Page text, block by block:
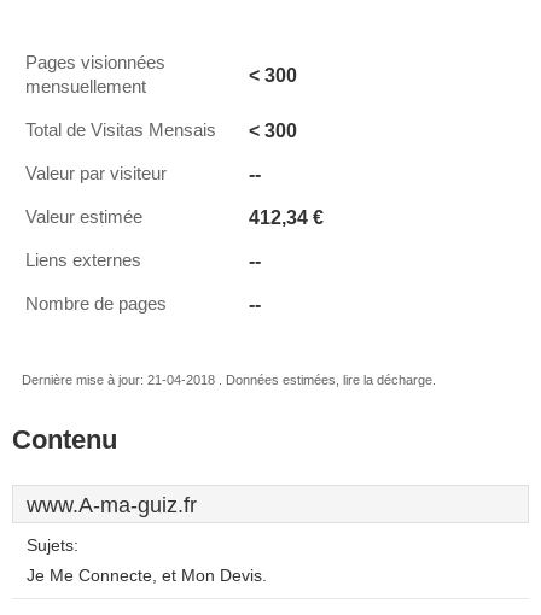
Pages visionnées
mensuellement
< 300
Total de Visitas Mensais < 300
Valeur par visiteur --
Valeur estimée 412,34 €
Liens externes --
Nombre de pages --
Dernière mise à jour: 21-04-2018 . Données estimées, lire la décharge.
Contenu
www.A-ma-guiz.fr
Sujets:
Je Me Connecte, et Mon Devis.